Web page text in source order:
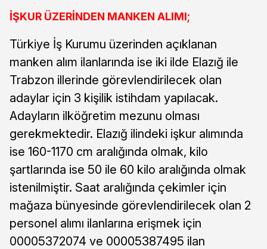
İŞKUR ÜZERİNDEN MANKEN ALIMI;
Türkiye İş Kurumu üzerinden açıklanan
manken alım ilanlarında ise iki ilde Elazığ ile
Trabzon illerinde görevlendirilecek olan
adaylar için 3 kişilik istihdam yapılacak.
Adayların ilköğretim mezunu olması
gerekmektedir. Elazığ ilindeki işkur alımında
ise 160-1170 cm aralığında olmak, kilo
şartlarında ise 50 ile 60 kilo aralığında olmak
istenilmiştir. Saat aralığında çekimler için
mağaza bünyesinde görevlendirilecek olan 2
personel alımı ilanlarına erişmek için
00005372074 ve 00005387495 ilan